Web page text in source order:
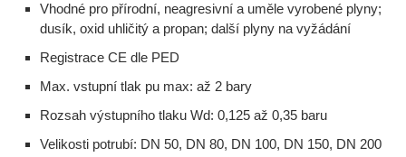
Vhodné pro přírodní, neagresivní a uměle vyrobené plyny;
dusík, oxid uhličitý a propan; další plyny na vyžádání
Registrace CE dle PED
Max. vstupní tlak pu max: až 2 bary
Rozsah výstupního tlaku Wd: 0,125 až 0,35 baru
Velikosti potrubí: DN 50, DN 80, DN 100, DN 150, DN 200